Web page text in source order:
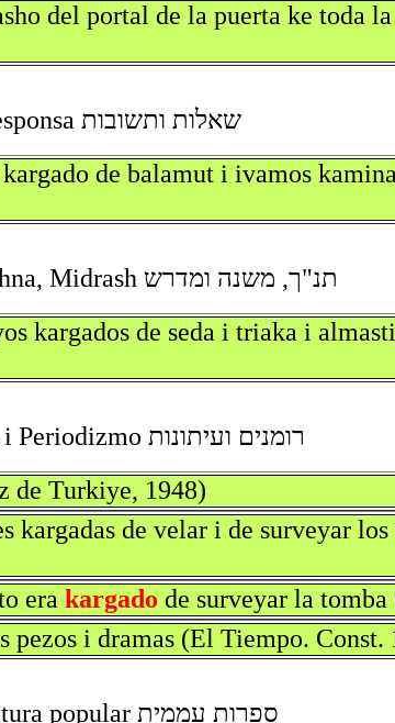
del portal de la puerta ke toda
שאלות ותשובות Responsa
de balamut i ivamos
תנ"ך, משנה ומדרש Biblia, Mishna, Midrash
kargados de seda i triaka i
רומנים ועיתונות Novelas i Periodizmo
de Turkiye, 1948)
kargadas de velar i de surveyar
erakargado de surveyar la
pezos i dramas (El Tiempo. Const.
ספרות עממית Literatura popular